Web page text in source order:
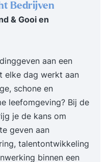
niveau. De
3F is speciaal
uitgebreid aan
aan bod:
en meetkunde;
B? Dan hoef je
volgen.
Bedrijven
& Gooi en
aan een
elke dag werkt aan
schone en
leefomgeving? Bij de
je de kans om
geven aan
talentontwikkeling
binnen een